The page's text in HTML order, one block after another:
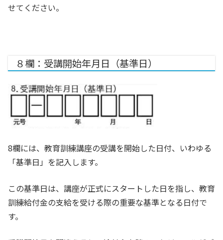
せてください。
８欄：受講開始年月日（基準日）
8欄には、教育訓練講座の受講を開始した日付、いわゆる
「基準日」を記入します。
この基準日は、講座が正式にスタートした日を指し、教育
訓練給付金の支給を受ける際の重要な基準となる日付で
す。